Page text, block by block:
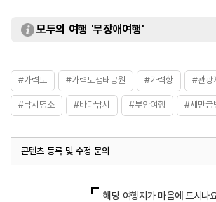
모두의 여행 '무장애여행'
#가력도 #가력도생태공원 #가력항 #관광
#낚시명소 #바다낚시 #부안여행 #새만금
콘텐츠 등록 및 수정 문의
해당 여행지가 마음에 드시나